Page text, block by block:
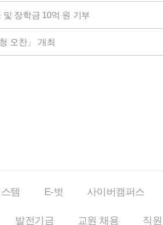
및 장학금 10억 원 기부
오찬」 개최
템 E-벗 사이버캠퍼스
발전기금 교원 채용 직